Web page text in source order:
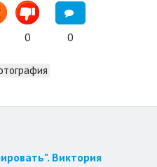
0 0
Виктория